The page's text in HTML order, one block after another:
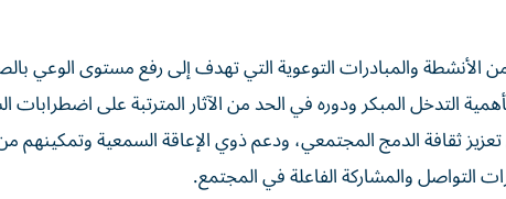
الأنشطة والمبادرات التوعوية التي تهدف إلى رفع مستوى الوعي
التدخل المبكر ودوره في الحد من الآثار المترتبة على اضطرابات
ثقافة الدمج المجتمعي، ودعم ذوي الإعاقة السمعية
والمشاركة الفاعلة في المجتمع.